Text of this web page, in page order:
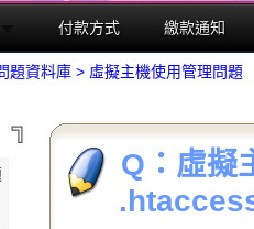
付款方式 繳款通知
題資料庫 > 虛擬主機使用管理問題
Q：虛擬